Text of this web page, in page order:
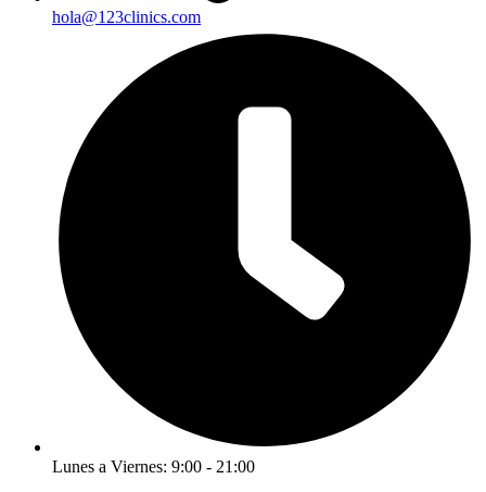
hola@123clinics.com
Lunes a Viernes: 9:00 - 21:00